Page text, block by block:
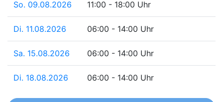
So. 09.08.2026 11:00 - 18:00 Uhr
Di. 11.08.2026 06:00 - 14:00 Uhr
Sa. 15.08.2026 06:00 - 14:00 Uhr
Di. 18.08.2026 06:00 - 14:00 Uhr